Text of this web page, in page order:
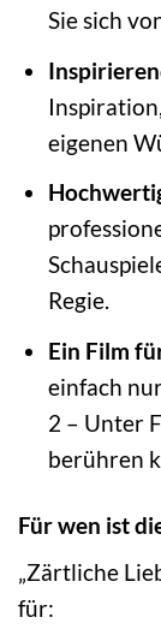
Sie sich
eigenen
Regie.
Ein Film
einfach
2 – Unter
berühren
Für wen ist
„Zärtliche
für: